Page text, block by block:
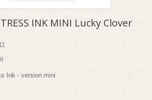
INK MINI Lucky Clover
Ink - version mini